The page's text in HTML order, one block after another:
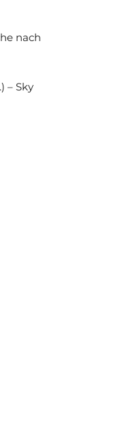
nach
– Sky